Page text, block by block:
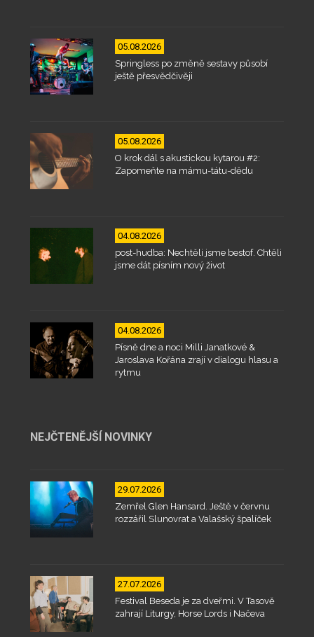
05.08.2026
Springless po změně sestavy působí
ještě přesvědčivěji
05.08.2026
O krok dál s akustickou kytarou #2:
Zapomeňte na mámu-tátu-dědu
04.08.2026
post-hudba: Nechtěli jsme bestof. Chtěli
jsme dát písním nový život
04.08.2026
Písně dne a noci Milli Janatkové &
Jaroslava Kořána zrají v dialogu hlasu a
rytmu
NEJČTENĚJŠÍ NOVINKY
29.07.2026
Zemřel Glen Hansard. Ještě v červnu
rozzářil Slunovrat a Valašský špalíček
27.07.2026
Festival Beseda je za dveřmi. V Tasově
zahrají Liturgy, Horse Lords i Načeva